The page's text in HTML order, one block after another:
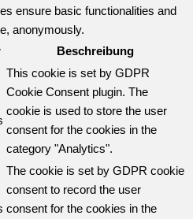
ensure basic functionalities and
anonymously.
Beschreibung
This cookie is set by GDPR
Cookie Consent plugin. The
cookie is used to store the user
consent for the cookies in the
category "Analytics".
The cookie is set by GDPR cookie
consent to record the user
consent for the cookies in the